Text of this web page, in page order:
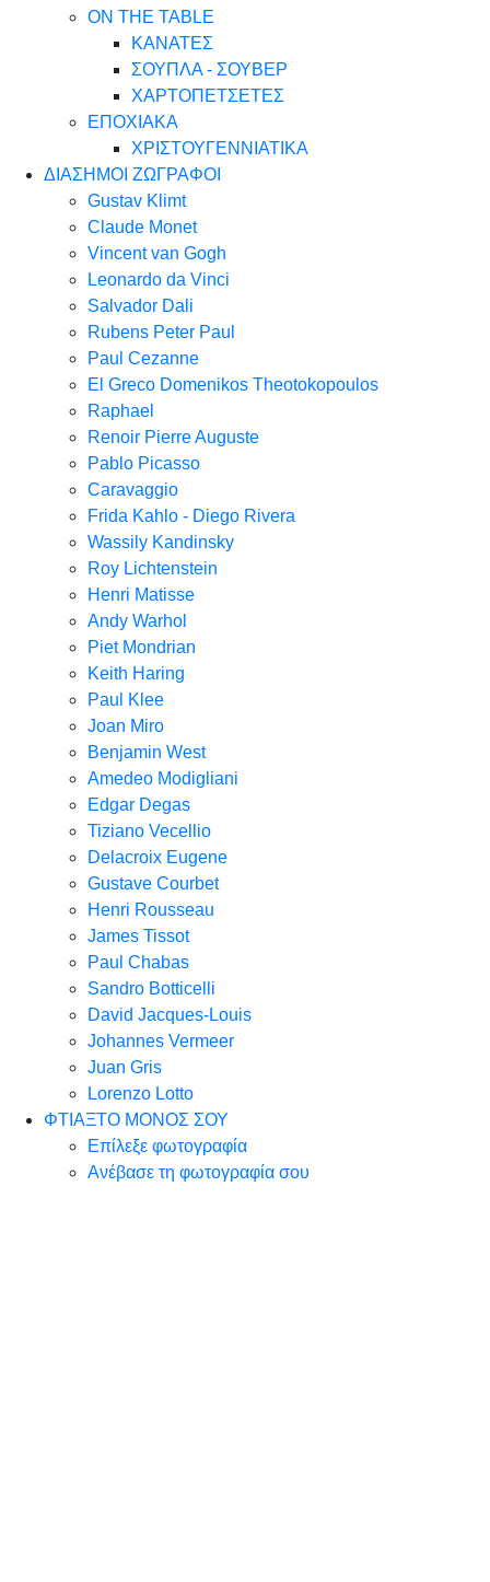
ON THE TABLE
ΚΑΝΑΤΕΣ
ΣΟΥΠΛΑ - ΣΟΥΒΕΡ
ΧΑΡΤΟΠΕΤΣΕΤΕΣ
ΕΠΟΧΙΑΚΑ
ΧΡΙΣΤΟΥΓΕΝΝΙΑΤΙΚΑ
ΔΙΑΣΗΜΟΙ ΖΩΓΡΑΦΟΙ
Gustav Klimt
Claude Monet
Vincent van Gogh
Leonardo da Vinci
Salvador Dali
Rubens Peter Paul
Paul Cezanne
El Greco Domenikos Theotokopoulos
Raphael
Renoir Pierre Auguste
Pablo Picasso
Caravaggio
Frida Kahlo - Diego Rivera
Wassily Kandinsky
Roy Lichtenstein
Henri Matisse
Andy Warhol
Piet Mondrian
Keith Haring
Paul Klee
Joan Miro
Benjamin West
Amedeo Modigliani
Edgar Degas
Tiziano Vecellio
Delacroix Eugene
Gustave Courbet
Henri Rousseau
James Tissot
Paul Chabas
Sandro Botticelli
David Jacques-Louis
Johannes Vermeer
Juan Gris
Lorenzo Lotto
ΦΤΙΑΞΤΟ ΜΟΝΟΣ ΣΟΥ
Επίλεξε φωτογραφία
Ανέβασε τη φωτογραφία σου